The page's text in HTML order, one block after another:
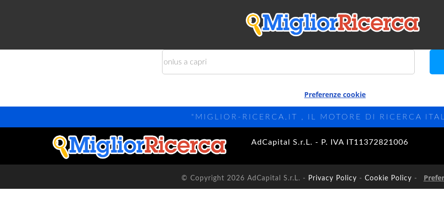
Preferenze cookie
"MIGLIOR-RICERCA.IT , IL MOTORE DI RICERCA
AdCapital S.r.L. - P. IVA IT11372821006
© Copyright 2026 AdCapital S.r.L. - Privacy Policy - Cookie Policy -